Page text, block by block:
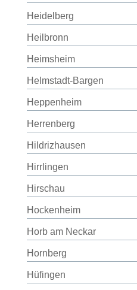
Heidelberg
Heilbronn
Heimsheim
Helmstadt-Bargen
Heppenheim
Herrenberg
Hildrizhausen
Hirrlingen
Hirschau
Hockenheim
Horb am Neckar
Hornberg
Hüfingen